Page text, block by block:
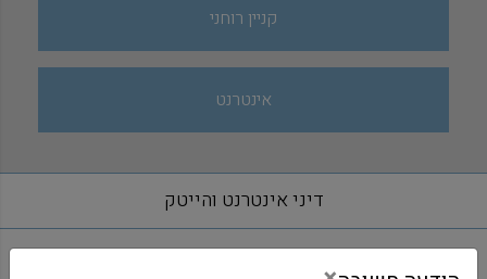
קניין רוחני
אינטרנט
דיני אינטרנט והייטק
דיוור חודשי